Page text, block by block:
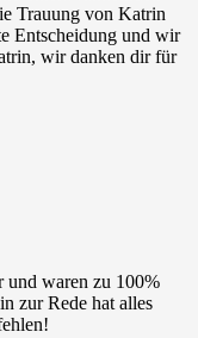
Trauung von Katrin
Entscheidung und wir
wir danken dir für
und waren zu 100%
zur Rede hat alles